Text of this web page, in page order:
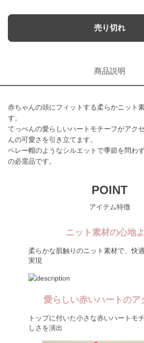
売り切れ
商品説明
赤ちゃんの頭にフィットする柔らかニット
す。
てっぺんの愛らしいハートモチーフがアク
んの可愛さを引き立てます。
ベレー帽のようなシルエットで季節を問わ
の必需品です。
POINT
アイテム特徴
ニット素材の心地
柔らかな肌触りのニット素材で、快
実現
愛らしい赤いハートのア
トップに付いた小さな赤いハートモ
しさを演出